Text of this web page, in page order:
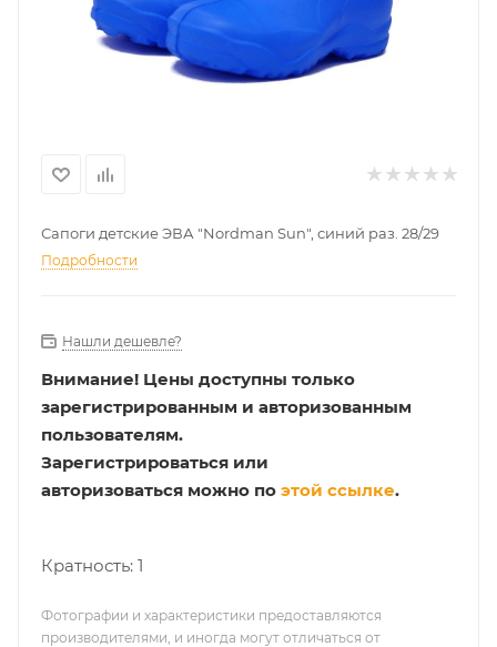
Сапоги детские ЭВА "Nordman Sun", синий раз. 28/29
Подробности
Нашли дешевле?
Внимание! Цены доступны только
зарегистрированным и авторизованным
пользователям.
Зарегистрироваться или
авторизоваться можно по этой ссылке.
Кратность: 1
Фотографии и характеристики предоставляются
производителями, и иногда могут отличаться от